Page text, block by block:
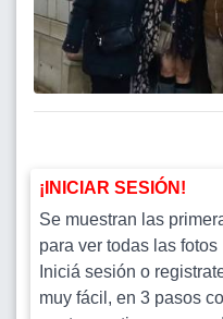
¡INICIAR SESIÓN!
Se muestran las
para ver todas las fotos
Iniciá sesión o
muy fácil, en 3 pasos